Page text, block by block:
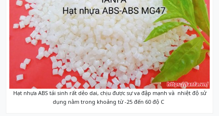
Hạt nhựa ABS tái sinh rất dẻo dai, chịu được sự va đập mạnh và nhiệt độ sử
dụng nằm trong khoảng từ -25 đến 60 độ C